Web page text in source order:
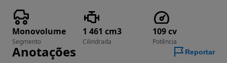
Monovolume
Segmento
1 461 cm3
Cilindrada
109 cv
Potência
Anotações Reportar